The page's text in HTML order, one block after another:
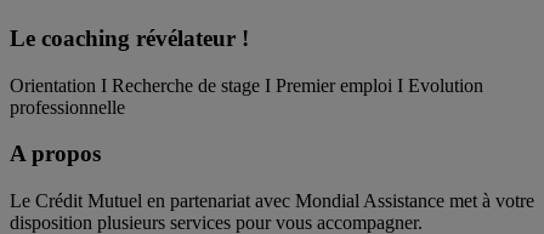
Le coaching révélateur !
Orientation I Recherche de stage I Premier emploi I Evolution
professionnelle
A propos
Le Crédit Mutuel en partenariat avec Mondial Assistance met à votre
disposition plusieurs services pour vous accompagner.